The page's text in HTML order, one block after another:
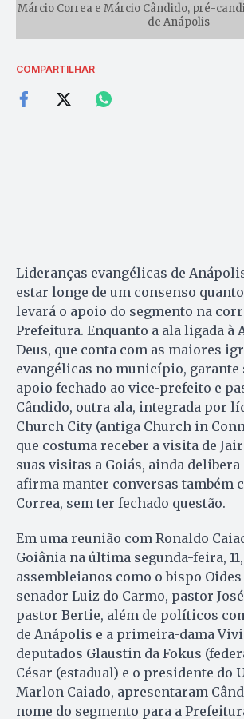
Márcio Correa e Márcio Cândido, pré-
de Anápolis
COMPARTILHAR
Lideranças evangélicas de
estar longe de um consenso
levará o apoio do segmento na
Prefeitura. Enquanto a ala ligada à
Deus, que conta com as maiores
evangélicas no município, garante
apoio fechado ao vice-prefeito e
Cândido, outra ala, integrada por
Church City (antiga Church in
que costuma receber a visita de
suas visitas a Goiás, ainda delibera
afirma manter conversas também
Correa, sem ter fechado questão.
Em uma reunião com Ronaldo
Goiânia na última segunda-feira,
assembleianos como o bispo Oides
senador Luiz do Carmo, pastor
pastor Bertie, além de políticos
de Anápolis e a primeira-dama
deputados Glaustin da Fokus
César (estadual) e o presidente do
Marlon Caiado, apresentaram
nome do segmento para a